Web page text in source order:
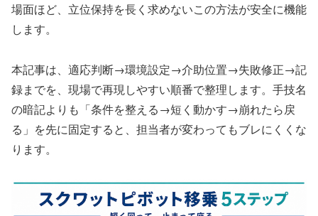
場面ほど、立位保持を長く求めないこの方法が安全に機能
します。
本記事は、適応判断→環境設定→介助位置→失敗修正→記
録までを、現場で再現しやすい順番で整理します。手技名
の暗記よりも「条件を整える→短く動かす→崩れたら戻
る」を先に固定すると、担当者が変わってもブレにくくな
ります。